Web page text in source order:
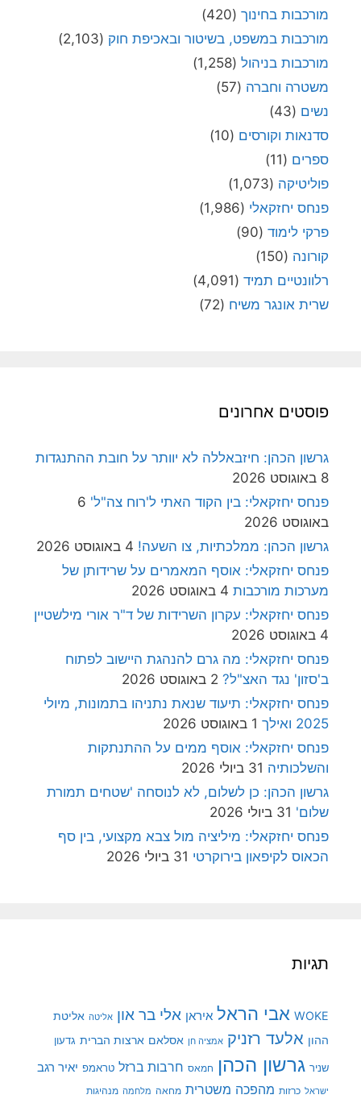
מורכבות בחינוך (420)
מורכבות במשפט, בשיטור ובאכיפת חוק (2,103)
מורכבות בניהול (1,258)
משטרה וחברה (57)
נשים (43)
סדנאות וקורסים (10)
ספרים (11)
פוליטיקה (1,073)
פנחס יחזקאלי (1,986)
פרקי לימוד (90)
קורונה (150)
רלוונטיים תמיד (4,091)
שרית אונגר משיח (72)
פוסטים אחרונים
גרשון הכהן: חיזבאללה לא יוותר על חובת ההתנגדות
8 באוגוסט 2026
פנחס יחזקאלי: בין הקוד האתי ל'רוח צה"ל' 6
באוגוסט 2026
גרשון הכהן: ממלכתיות, צו השעה! 4 באוגוסט 2026
פנחס יחזקאלי: אוסף המאמרים על שרידותן של
מערכות מורכבות 4 באוגוסט 2026
פנחס יחזקאלי: עקרון השרידות של ד"ר אורי מילשטיין
4 באוגוסט 2026
פנחס יחזקאלי: מה גרם להנהגת היישוב לפתוח
ב'סזון' נגד האצ"ל? 2 באוגוסט 2026
פנחס יחזקאלי: תיעוד שנאת נתניהו בתמונות, מיולי
2025 ואילך
1 באוגוסט 2026
פנחס יחזקאלי: אוסף ממים על ההתנתקות
והשלכותיה 31 ביולי 2026
גרשון הכהן: כן לשלום, לא לנוסחה 'שטחים תמורת
שלום' 31 ביולי 2026
פנחס יחזקאלי: מיליציה מול צבא מקצועי, בין סף
הכאוס לקיפאון בירוקרטי 31 ביולי 2026
תגיות
WOKE אבי הראל איראן אלי בר און אליטה אליטת
ההון אלעד רזניק אמציה חן אסלאם ארצות הברית גדעון
שניר גרשון הכהן חמאס חרבות ברזל טראמפ יאיר רגב
ישראל כרזות מהפכה משטרית מחאה מלחמה מנהיגות